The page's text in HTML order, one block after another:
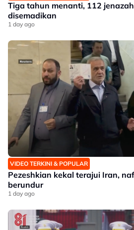
Tiga tahun menanti, 112
disemadikan
1 day ago
VIDEO TERKINI & POPULAR
Pezeshkian kekal terajui Iran,
berundur
1 day ago